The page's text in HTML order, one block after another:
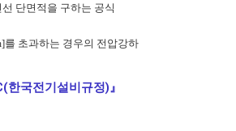
단면적을 구하는 공식
를 초과하는 경우의 전압강하
한국전기설비규정)』